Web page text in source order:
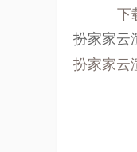
下载
扮家家云
扮家家云